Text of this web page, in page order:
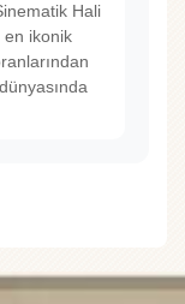
Hali
en ikonik